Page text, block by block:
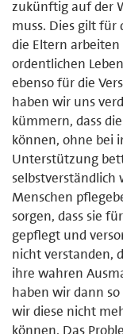
zukünftig auf der
muss. Dies gilt für
die Eltern
ordentlichen
ebenso für die
haben wir uns
kümmern, dass
können, ohne bei
Unterstützung
selbstverständlich
Menschen
sorgen, dass sie
gepflegt und
nicht verstanden,
ihre wahren
haben wir dann
wir diese nicht
können. Das